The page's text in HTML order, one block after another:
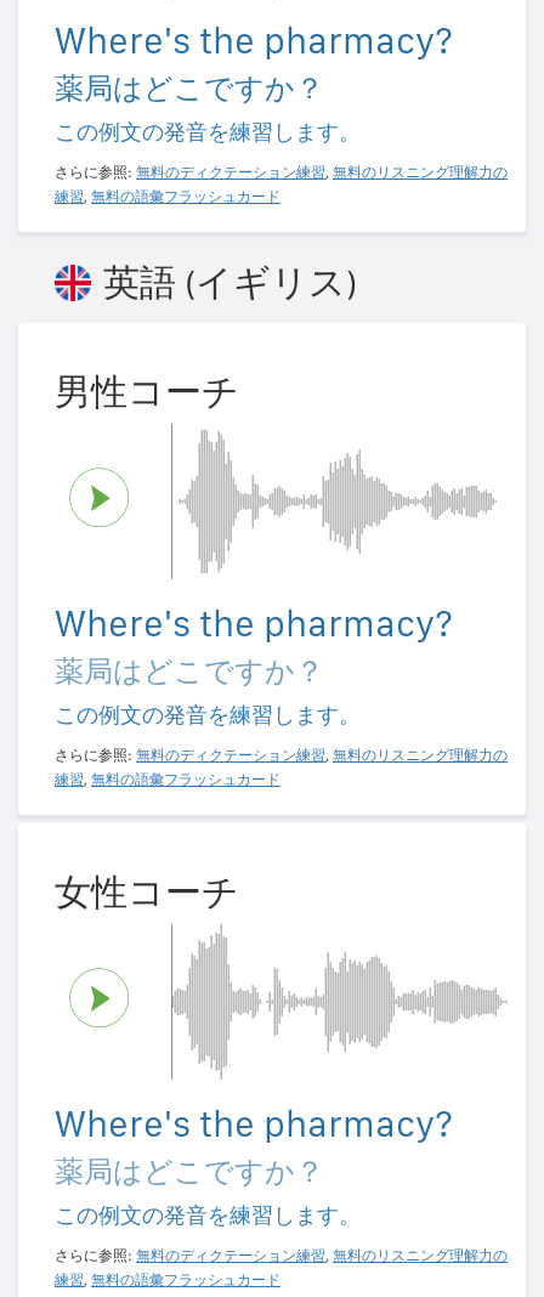
Where's the pharmacy?
薬局はどこですか？
この例文の発音を練習します。
さらに参照: 無料のディクテーション練習, 無料のリスニング理解力の
練習, 無料の語彙フラッシュカード
英語 (イギリス)
男性コーチ
Where's the pharmacy?
薬局はどこですか？
この例文の発音を練習します。
さらに参照: 無料のディクテーション練習, 無料のリスニング理解力の
練習, 無料の語彙フラッシュカード
女性コーチ
Where's the pharmacy?
薬局はどこですか？
この例文の発音を練習します。
さらに参照: 無料のディクテーション練習, 無料のリスニング理解力の
練習, 無料の語彙フラッシュカード